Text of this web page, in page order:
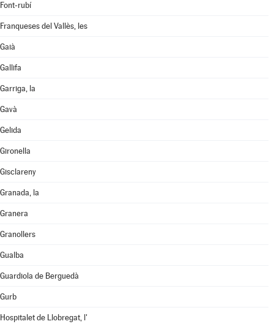
Font-rubí
Franqueses del Vallès, les
Gaià
Gallifa
Garriga, la
Gavà
Gelida
Gironella
Gisclareny
Granada, la
Granera
Granollers
Gualba
Guardiola de Berguedà
Gurb
Hospitalet de Llobregat, l'